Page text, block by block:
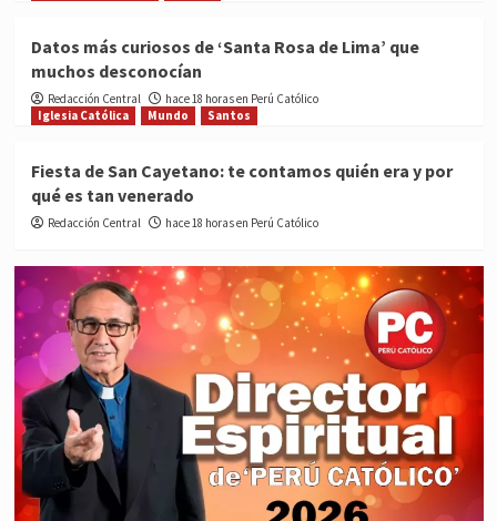
Datos más curiosos de ‘Santa Rosa de Lima’ que
muchos desconocían
Redacción Central
hace 18 horas en Perú Católico
Iglesia Católica
Mundo Santos
Fiesta de San Cayetano: te contamos quién era y por
qué es tan venerado
Redacción Central hace 18 horas en Perú Católico